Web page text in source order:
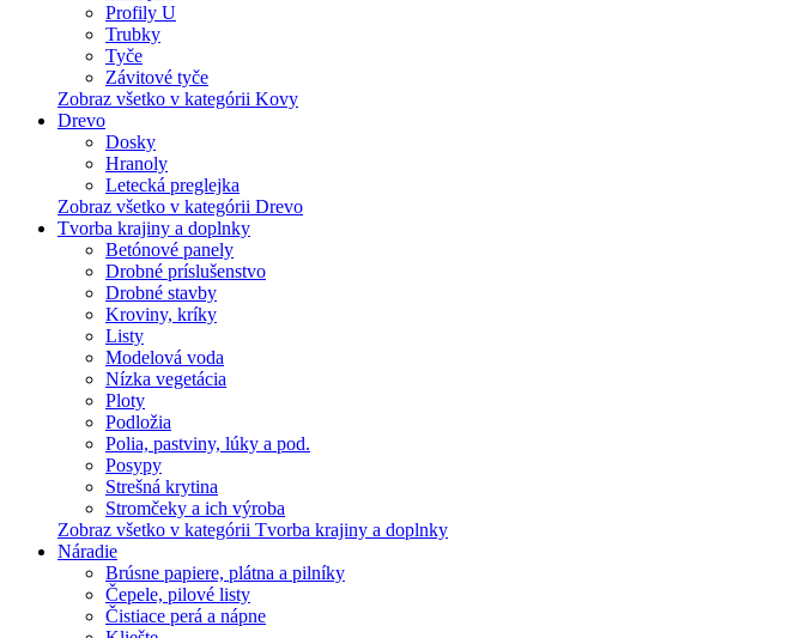
Profily U
Trubky
Tyče
Závitové tyče
Zobraz všetko v kategórii Kovy
Drevo
Dosky
Hranoly
Letecká preglejka
Zobraz všetko v kategórii Drevo
Tvorba krajiny a doplnky
Betónové panely
Drobné príslušenstvo
Drobné stavby
Kroviny, kríky
Listy
Modelová voda
Nízka vegetácia
Ploty
Podložia
Polia, pastviny, lúky a pod.
Posypy
Strešná krytina
Stromčeky a ich výroba
Zobraz všetko v kategórii Tvorba krajiny a doplnky
Náradie
Brúsne papiere, plátna a pilníky
Čepele, pilové listy
Čistiace perá a nápne